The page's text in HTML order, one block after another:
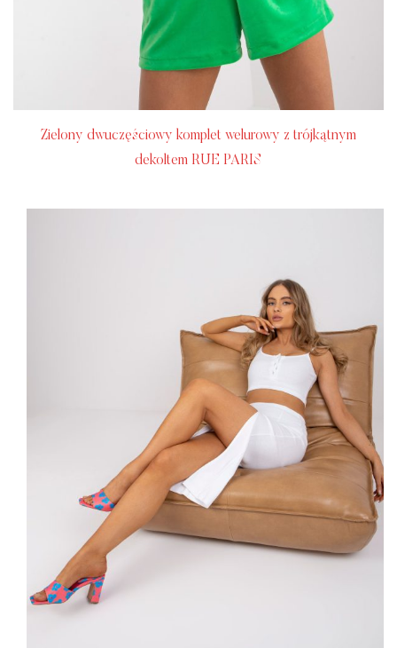
Zielony dwuczęściowy komplet welurowy z trójkątnym
dekoltem RUE PARIS